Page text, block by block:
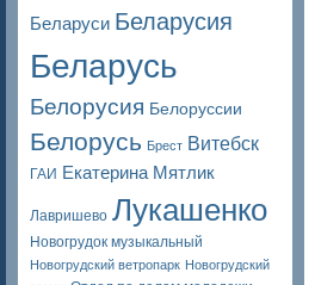
Беларуси Беларусия
Беларусь
Белорусия Белоруссии
Белорусь Брест Витебск
ГАИ Екатерина Мятлик
Лавришево Лукашенко
Новогрудок музыкальный
Новогрудский ветропарк Новогрудский